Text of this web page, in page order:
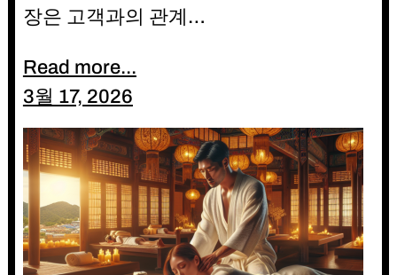
장은 고객과의 관계…
Read more...
3월 17, 2026